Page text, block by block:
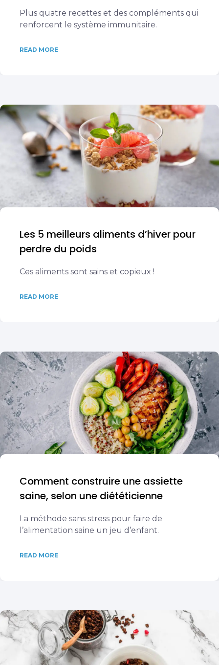
Plus quatre recettes et des compléments qui
renforcent le système immunitaire.
READ MORE
Les 5 meilleurs aliments d’hiver pour
perdre du poids
Ces aliments sont sains et copieux !
READ MORE
Comment construire une assiette
saine, selon une diététicienne
La méthode sans stress pour faire de
l’alimentation saine un jeu d’enfant.
READ MORE